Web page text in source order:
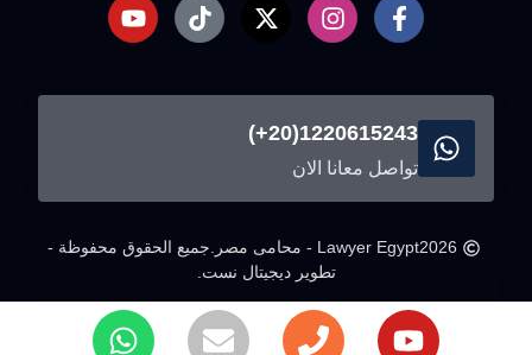
1220615243(20+)
تواصل معانا الان
2026Lawyer Egypt - محامى مصر.
جميع الحقوق محفوظة -
تطوير ديجيتال نست.